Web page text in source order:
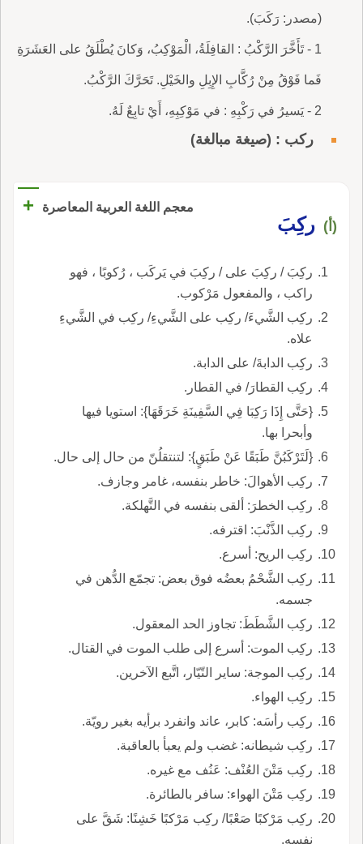
(مصدر: رَكَبَ).
1 - تَأَخَّرَ الرَّكْبُ : القافِلَةُ، الْمَوْكِبُ، وَكانَ يُطْلَقُ على العَشَرَةِ
فَما فَوْقُ مِنْ رُكَّابِ الإِبِلِ والخَيْلِ. تَحَرَّكَ الرَّكْبُ.
2 - يَسيرُ في رَكْبِهِ : في مَوْكِبِهِ، أَيْ تابِعٌ لَهُ.
ركب : (صيغة مبالغة)
معجم اللغة العربية المعاصرة +
(أ) ركِبَ
ركِبَ / ركِبَ على / ركِبَ في يَركَب ، رُكوبًا ، فهو
راكب ، والمفعول مَرْكوب.
ركِب الشَّيءَ/ ركِب على الشَّيءِ/ ركِب في الشَّيءِ
علاه.
ركِب الدابةَ/ على الدابة.
ركِب القطارَ/ في القطار.
{حَتَّى إِذَا رَكِبَا فِي السَّفِينَةِ خَرَقَهَا}: استويا فيها
وأبحرا بها.
{لَتَرْكَبُنَّ طَبَقًا عَنْ طَبَقٍ}: لتنتقلُنّ من حال إلى حال.
ركِب الأهوالَ: خاطر بنفسه، غامر وجازف.
ركِب الخطرَ: ألقى بنفسه في التَّهلكة.
ركِب الذَّنْبَ: اقترفه.
ركِب الريح: أسرع.
ركِب الشَّحْمُ بعضُه فوق بعض: تجمّع الدُّهن في
جسمه.
ركِب الشَّطَطَ: تجاوز الحد المعقول.
ركِب الموت: أسرع إلى طلب الموت في القتال.
ركِب الموجة: ساير التّيّار، اتَّبع الآخرين.
ركِب الهواء.
ركِب رأسَه: كابر، عاند وانفرد برأيه بغير رويّة.
ركِب شيطانه: غضب ولم يعبأ بالعاقبة.
ركِب مَتْنَ العُنْف: عَنُف مع غيره.
ركِب مَتْنَ الهواء: سافر بالطائرة.
ركِب مَرْكبًا صَعْبًا/ ركِب مَرْكبًا خَشِنًا: شَقَّ على
نفسه.